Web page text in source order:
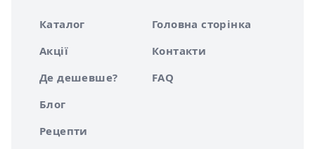
Каталог
Акції
Де дешевше?
Блог
Рецепти
Головна сторінка
Контакти
FAQ